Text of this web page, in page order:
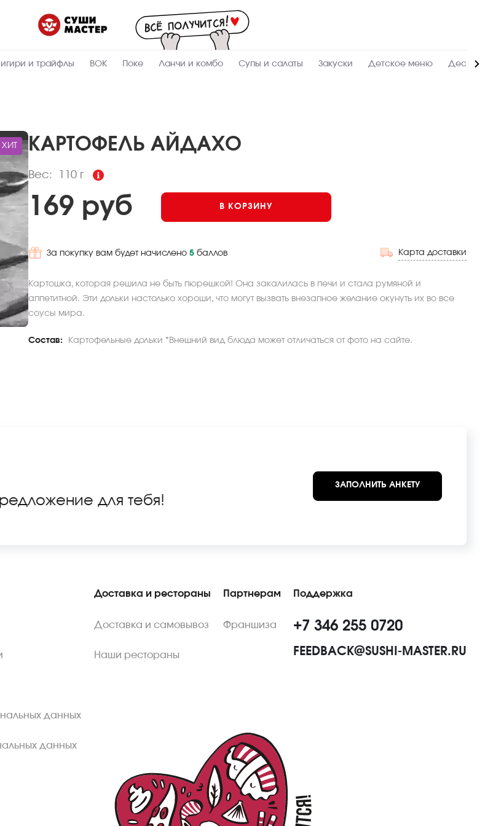
и трайфлы ВОК Поке Ланчи и комбо Супы и салаты Закуски Детское меню
ХИТ КАРТОФЕЛЬ АЙДАХО
Вес: 110 г
Пищевая
110 Вес, г
337.6
Ккал
169 руб В КОРЗИНУ
За покупку вам будет начислено 5 баллов Карта доставки
Картошка, которая решила не быть пюрешкой! Она закалилась в печи и стала румяной и
аппетитной. Эти дольки настолько хороши, что могут вызвать внезапное желание окунуть их во все
соусы мира.
Состав: Картофельные дольки *Внешний вид блюда может отличаться от фото на сайте.
для тебя!
ЗАПОЛНИТЬ АНКЕТУ
данных
данных
Доставка и рестораны
Доставка и самовывоз
Наши рестораны
Партнерам
Франшиза
Поддержка
+7 346 255 0720
FEEDBACK@SUSHI-MASTER.RU